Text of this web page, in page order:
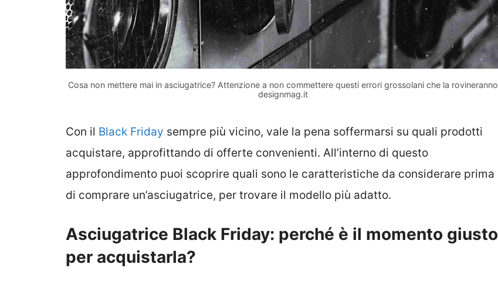
Cosa non mettere mai in asciugatrice? Attenzione a non commettere questi errori grossolani che la rovineranno
designmag.it
Con il Black Friday sempre più vicino, vale la pena soffermarsi su quali prodotti
acquistare, approfittando di offerte convenienti. All’interno di questo
approfondimento puoi scoprire quali sono le caratteristiche da considerare prima
di comprare un’asciugatrice, per trovare il modello più adatto.
Asciugatrice Black Friday: perché è il momento giusto
per acquistarla?